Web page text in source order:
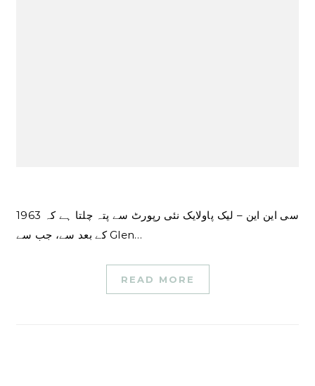
سی این این – لیک پاولایک نئی رپورٹ سے پتہ چلتا ہے کہ 1963
کے بعد سے، جب سے Glen…
READ MORE